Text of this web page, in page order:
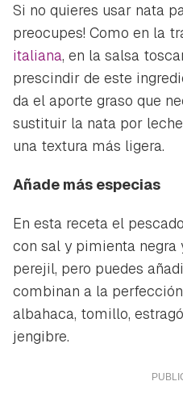
Si no quieres usar nata
preocupes! Como en la
italiana, en la salsa
prescindir de este
da el aporte graso que
sustituir la nata por
una textura más ligera.
Añade más especias
En esta receta el
con sal y pimienta negra
perejil, pero puedes
combinan a la
albahaca, tomillo,
jengibre.